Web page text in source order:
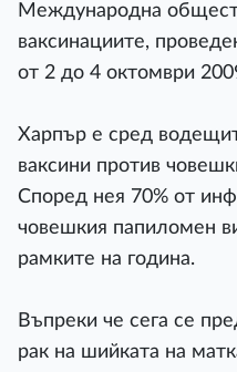
Международна
ваксинациите,
от 2 до 4 октомври
Харпър е сред
ваксини против
Според нея 70% от
човешкия папиломен
рамките на година.
Въпреки че сега се
рак на шийката на